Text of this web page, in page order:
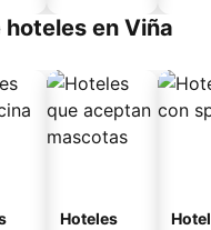
en Viña
Hoteles